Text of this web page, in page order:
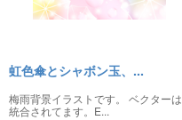
虹色傘とシャボン玉、...
梅雨背景イラストです。 ベクターは
統合されてます。E...